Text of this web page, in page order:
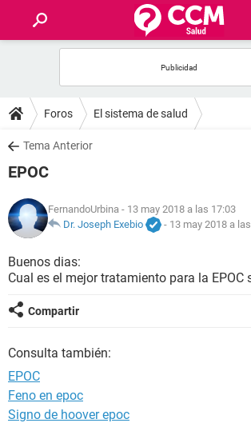
FOROS
SALUD
NUTRICIÓN
BIENESTAR
SEXUALIDAD
GLOSARIO
Foros El sistema de salud
Tema Anterior
EPOC
FernandoUrbina - 13 may 2018 a las 17:03
Dr. Joseph Exebio
- 13 may 2018 a
Buenos dias:
Cual es el mejor tratamiento para la EPOC
Compartir
Consulta también:
EPOC
Feno en epoc
Signo de hoover epoc